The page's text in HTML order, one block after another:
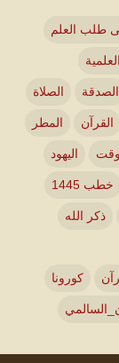
طلب العلم
الصدقة الصلاة
القرآن المطر
اليهود
خطب 1445
ذكر الله
كورونا